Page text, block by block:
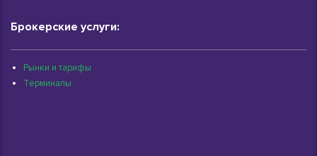
Брокерские услуги:
Рынки и тарифы
Терминалы